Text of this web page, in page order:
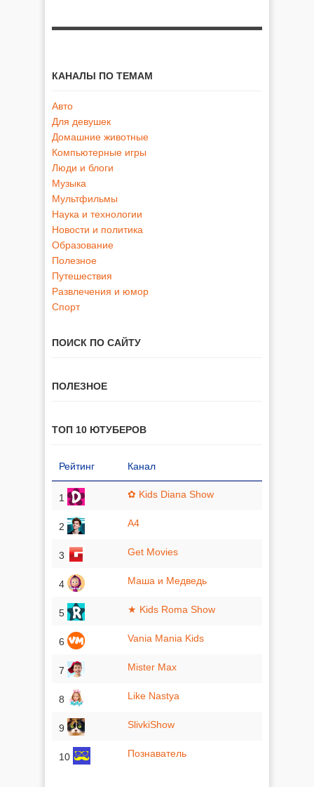
КАНАЛЫ ПО ТЕМАМ
Авто
Для девушек
Домашние животные
Компьютерные игры
Люди и блоги
Музыка
Мультфильмы
Наука и технологии
Новости и политика
Образование
Полезное
Путешествия
Развлечения и юмор
Спорт
ПОИСК ПО САЙТУ
ПОЛЕЗНОЕ
ТОП 10 ЮТУБЕРОВ
Рейтинг Канал
1 ✿ Kids Diana Show
2 A4
3 Get Movies
4 Маша и Медведь
5 ★ Kids Roma Show
6 Vania Mania Kids
7 Mister Max
8 Like Nastya
9 SlivkiShow
10 Познаватель